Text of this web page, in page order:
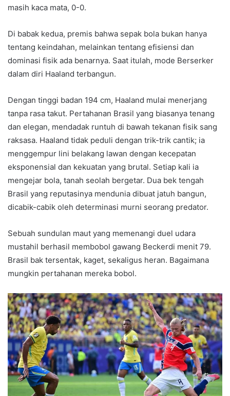
masih kaca mata, 0-0.
Di babak kedua, premis bahwa sepak bola bukan hanya
tentang keindahan, melainkan tentang efisiensi dan
dominasi fisik ada benarnya. Saat itulah, mode Berserker
dalam diri Haaland terbangun.
Dengan tinggi badan 194 cm, Haaland mulai menerjang
tanpa rasa takut. Pertahanan Brasil yang biasanya tenang
dan elegan, mendadak runtuh di bawah tekanan fisik sang
raksasa. Haaland tidak peduli dengan trik-trik cantik; ia
menggempur lini belakang lawan dengan kecepatan
eksponensial dan kekuatan yang brutal. Setiap kali ia
mengejar bola, tanah seolah bergetar. Dua bek tengah
Brasil yang reputasinya mendunia dibuat jatuh bangun,
dicabik-cabik oleh determinasi murni seorang predator.
Sebuah sundulan maut yang memenangi duel udara
mustahil berhasil membobol gawang Beckerdi menit 79.
Brasil bak tersentak, kaget, sekaligus heran. Bagaimana
mungkin pertahanan mereka bobol.